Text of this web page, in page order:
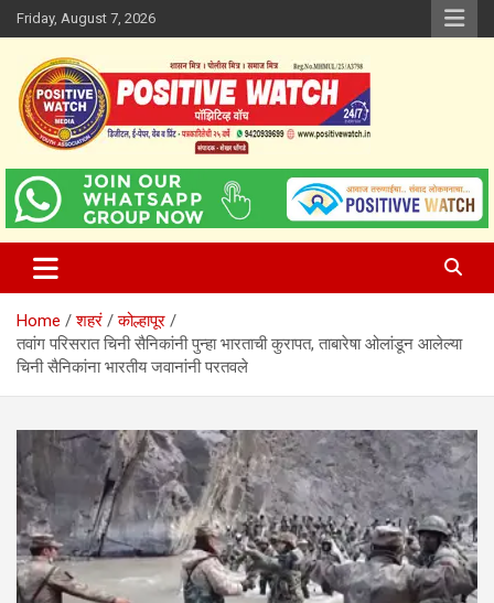
Skip
to
content
Friday, August 7, 2026
Positive Watch
www.positivewatch.in
Home शहरं
कोल्हापूर
तवांग परिसरात चिनी सैनिकांनी पुन्हा भारताची कुरापत, ताबारेषा ओलांडून आलेल्या
चिनी सैनिकांना भारतीय जवानांनी परतवले